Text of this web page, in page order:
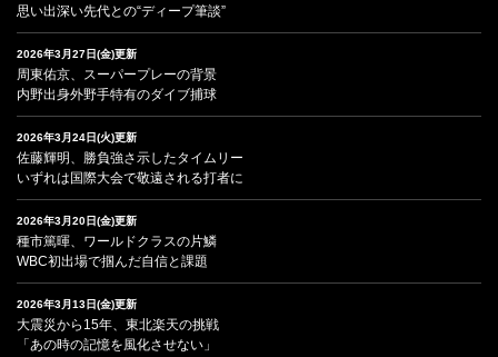
思い出深い先代との“ディープ筆談”
2026年3月27日(金)更新
周東佑京、スーパープレーの背景
内野出身外野手特有のダイブ捕球
2026年3月24日(火)更新
佐藤輝明、勝負強さ示したタイムリー
いずれは国際大会で敬遠される打者に
2026年3月20日(金)更新
種市篤暉、ワールドクラスの片鱗
WBC初出場で掴んだ自信と課題
2026年3月13日(金)更新
大震災から15年、東北楽天の挑戦
「あの時の記憶を風化させない」